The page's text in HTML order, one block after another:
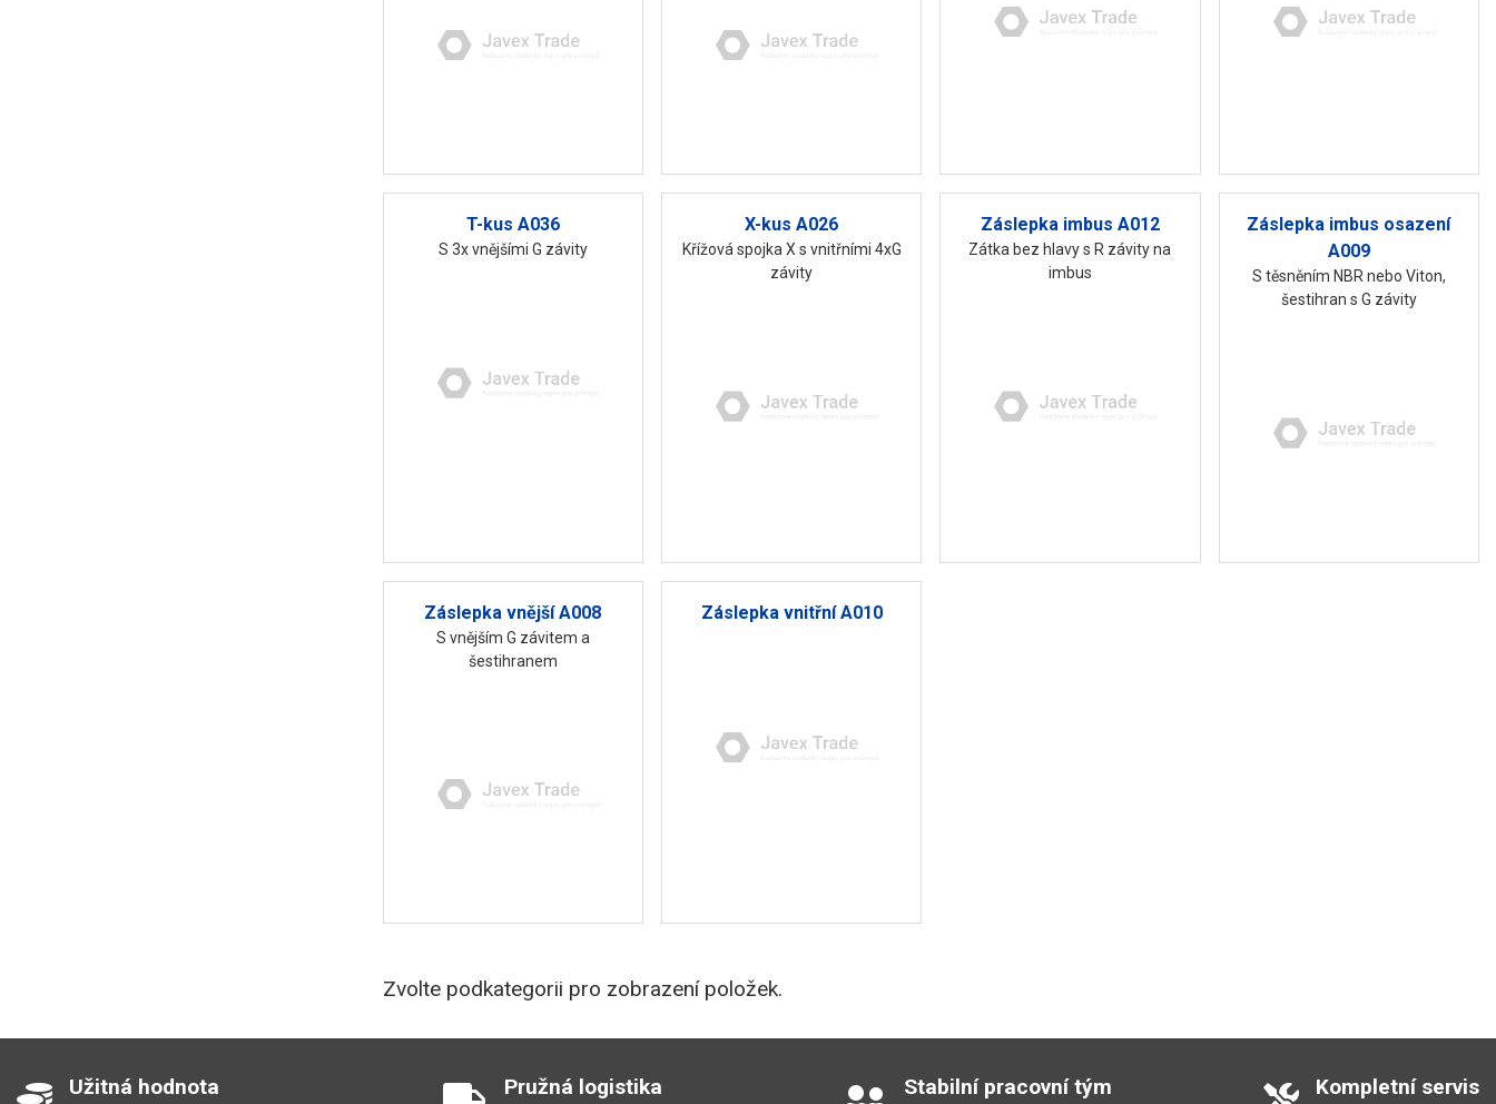
T-kus A036
S 3x vnějšími G závity
X-kus A026
Křížová spojka X s vnitřními 4xG
závity
Záslepka imbus A012
Zátka bez hlavy s R závity na
imbus
Záslepka imbus osazení
A009
S těsněním NBR nebo Viton,
šestihran s G závity
Záslepka vnější A008
S vnějším G závitem a
šestihranem
Záslepka vnitřní A010
Zvolte podkategorii pro zobrazení položek.
Užitná hodnota Pružná logistika Stabilní pracovní tým Kompletní servis